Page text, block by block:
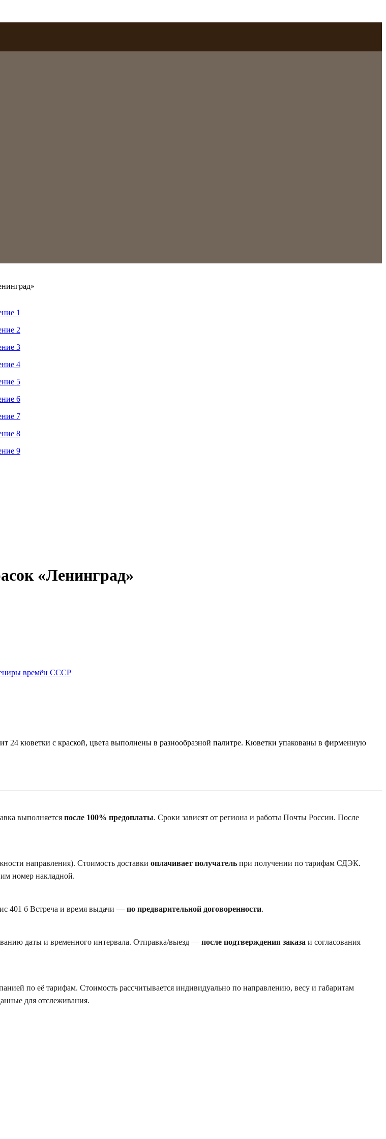
«Ленинград»
времён СССР
24 кюветки с краской, цвета выполнены в разнообразной палитре. Кюветки упакованы в фирменную
выполняется после 100% предоплаты. Сроки зависят от региона и работы Почты России. После
направления). Стоимость доставки оплачивает получатель при получении по тарифам СДЭК.
номер накладной.
401 б Встреча и время выдачи — по предварительной договоренности.
даты и временного интервала. Отправка/выезд — после подтверждения заказа и согласования
по её тарифам. Стоимость рассчитывается индивидуально по направлению, весу и габаритам
для отслеживания.